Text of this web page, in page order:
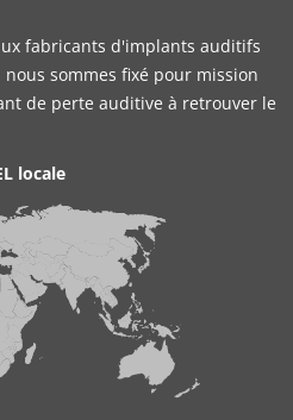
fabricants d'implants auditifs
sommes fixé pour mission
de perte auditive à retrouver le
locale